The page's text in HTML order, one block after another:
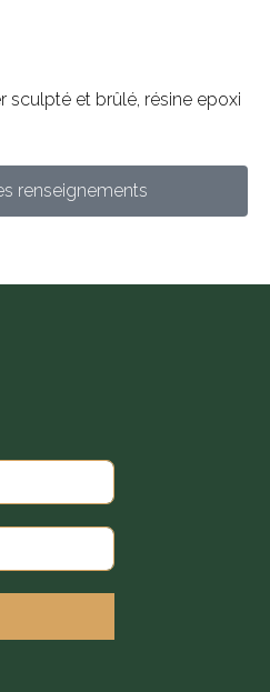
sculpté et brûlé, résine epoxi
renseignements